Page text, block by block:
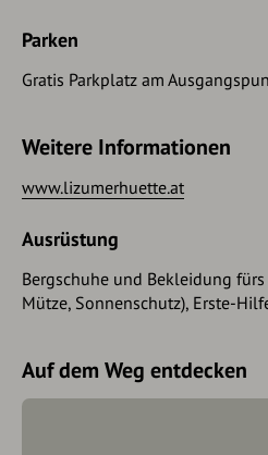
Parken
Gratis Parkplatz am
Weitere Informationen
www.lizumerhuette.at
Ausrüstung
Bergschuhe und Bekleidung fürs
Mütze, Sonnenschutz), Erste-
Auf dem Weg entdecken